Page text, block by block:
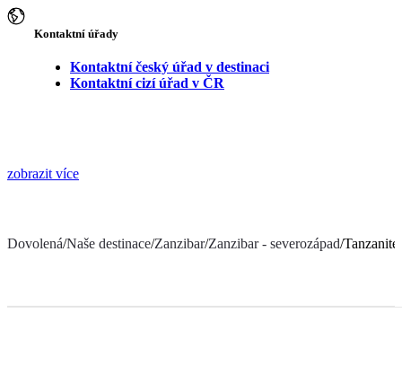
Kontaktní úřady
Kontaktní český úřad v destinaci
Kontaktní cizí úřad v ČR
zobrazit více
Dovolená/Naše destinace/Zanzibar/Zanzibar - severozápad/